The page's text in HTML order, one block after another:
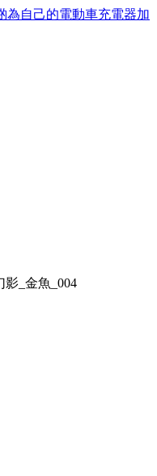
為自己的電動車充電器加
影_金魚_004